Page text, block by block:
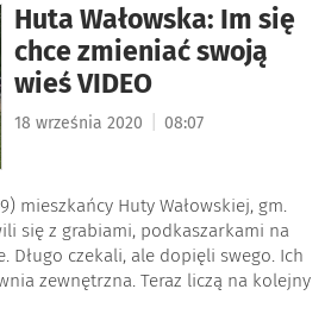
Huta Wałowska: Im się
chce zmieniać swoją
wieś VIDEO
18 września 2020 08:07
mieszkańcy Huty Wałowskiej, gm.
się z grabiami, podkaszarkami na
Długo czekali, ale dopięli swego. Ich
zewnętrzna. Teraz liczą na kolejny